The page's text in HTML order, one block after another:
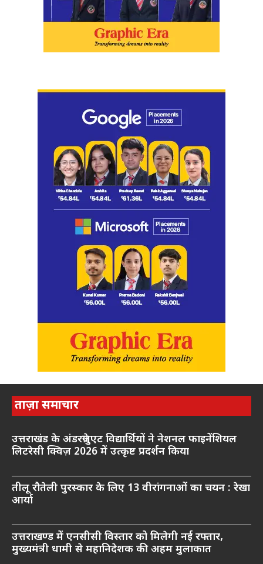
ताज़ा समाचार
उत्तराखंड के अंडरग्रेजुएट विद्यार्थियों ने नेशनल फाइनेंशियल
लिटरेसी क्विज़ 2026 में उत्कृष्ट प्रदर्शन किया
तीलू रौतेली पुरस्कार के लिए 13 वीरांगनाओं का चयन : रेखा
आर्या
उत्तराखण्ड में एनसीसी विस्तार को मिलेगी नई रफ्तार,
मुख्यमंत्री धामी से महानिदेशक की अहम मुलाकात